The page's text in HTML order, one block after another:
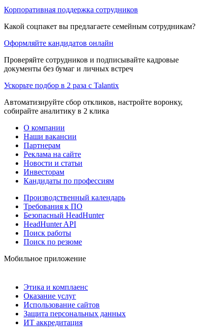
Корпоративная поддержка сотрудников
Какой соцпакет вы предлагаете семейным сотрудникам?
Оформляйте кандидатов онлайн
Проверяйте сотрудников и подписывайте кадровые
документы без бумаг и личных встреч
Ускорьте подбор в 2 раза с Talantix
Автоматизируйте сбор откликов, настройте воронку,
собирайте аналитику в 2 клика
О компании
Наши вакансии
Партнерам
Реклама на сайте
Новости и статьи
Инвесторам
Кандидаты по профессиям
Производственный календарь
Требования к ПО
Безопасный HeadHunter
HeadHunter API
Поиск работы
Поиск по резюме
Мобильное приложение
Этика и комплаенс
Оказание услуг
Использование сайтов
Защита персональных данных
ИТ аккредитация